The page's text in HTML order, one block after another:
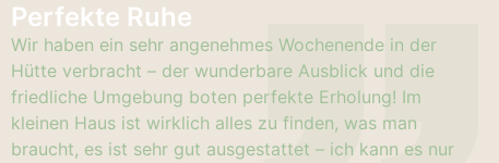
Perfekte Ruhe
Wir haben ein sehr angenehmes Wochenende in der
Hütte verbracht – der wunderbare Ausblick und die
friedliche Umgebung boten perfekte Erholung! Im
kleinen Haus ist wirklich alles zu finden, was man
braucht, es ist sehr gut ausgestattet – ich kann es nur